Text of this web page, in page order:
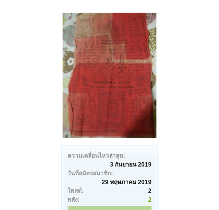
ความเคลื่อนไหวล่าสุด:
3 กันยายน 2019
วันที่สมัครสมาชิก:
29 พฤษภาคม 2019
โพสต์:
2
พลัง:
2